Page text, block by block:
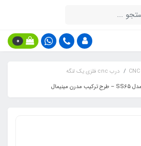
0
درب cnc فلزی یک لنگه